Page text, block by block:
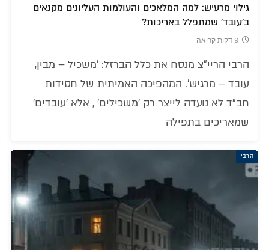
גילוי מרעיש: למה המלאכים והעולמות העליונים מקנאים
ב'עובד' שמתפלל באריכות?
9 דקות קריאה
הרבי הריי"צ מנסח את כלל הברזל: 'משכיל – מבין,
עובד – מרגיש'. המהפיכה האמיתית של חסידות
חב"ד לא נועדה לייצר רק 'משכילים' , אלא 'עובדים'
שמאריכים בתפילה
הרבי